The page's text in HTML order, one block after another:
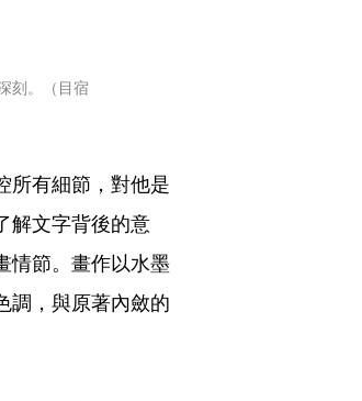
刻。（目宿
所有細節，對他是
解文字背後的意
情節。畫作以水墨
調，與原著內斂的